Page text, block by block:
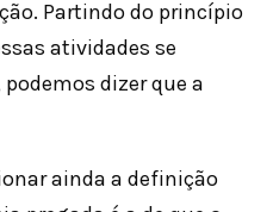
Partindo do princípio
atividades se
dizer que a
ainda a definição